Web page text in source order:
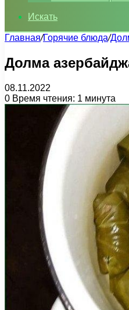
Искать
Главная/Горячие блюда/
Долма
08.11.2022
0 Время чтения: 1 минута